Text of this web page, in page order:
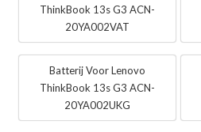
ThinkBook 13s G3 ACN-
20YA002VAT
Batterij Voor Lenovo
ThinkBook 13s G3 ACN-
20YA002UKG